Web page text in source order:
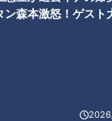
ン森本激怒！ゲスト